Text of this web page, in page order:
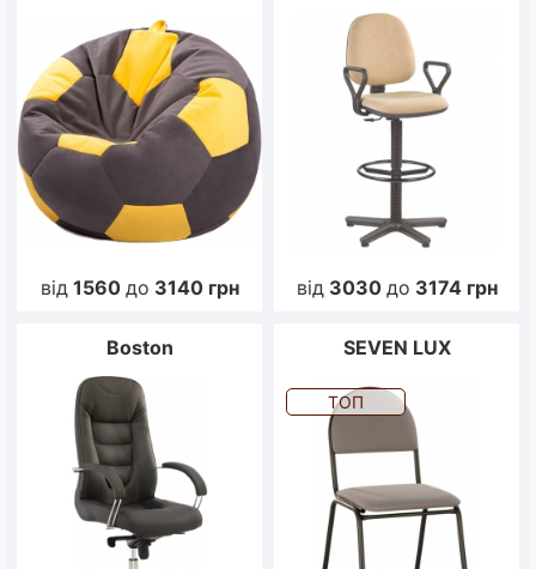
від 1560 до 3140 грн від 3030 до 3174 грн
Boston SEVEN LUX
ТОП